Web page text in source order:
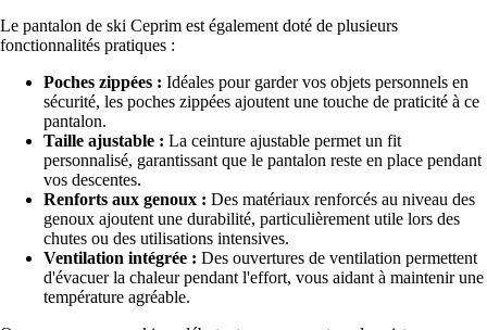
Le pantalon de ski Ceprim est également doté de plusieurs
fonctionnalités pratiques :
Poches zippées : Idéales pour garder vos objets personnels en
sécurité, les poches zippées ajoutent une touche de praticité à ce
pantalon.
Taille ajustable : La ceinture ajustable permet un fit
personnalisé, garantissant que le pantalon reste en place pendant
vos descentes.
Renforts aux genoux : Des matériaux renforcés au niveau des
genoux ajoutent une durabilité, particulièrement utile lors des
chutes ou des utilisations intensives.
Ventilation intégrée : Des ouvertures de ventilation permettent
d'évacuer la chaleur pendant l'effort, vous aidant à maintenir une
température agréable.